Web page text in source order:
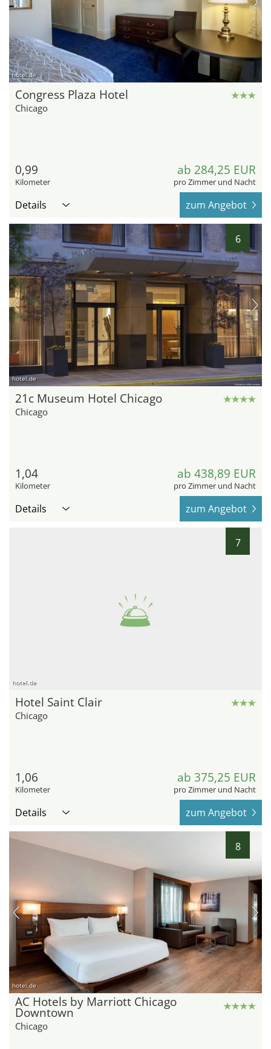
hotel.de
Congress Plaza Hotel
Chicago
0,99
Kilometer
ab 284,25 EUR
pro Zimmer und Nacht
Details zum Angebot
6
hotel.de
21c Museum Hotel Chicago
Chicago
1,04
Kilometer
ab 438,89 EUR
pro Zimmer und Nacht
Details zum Angebot
7
hotel.de
Hotel Saint Clair
Chicago
1,06
Kilometer
ab 375,25 EUR
pro Zimmer und Nacht
Details zum Angebot
8
hotel.de
AC Hotels by Marriott Chicago
Downtown
Chicago